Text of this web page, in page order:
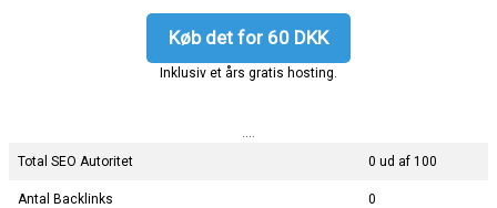
Køb det for 60 DKK
Inklusiv et års gratis hosting.
Total SEO Autoritet
0 ud af 100
Antal Backlinks 0